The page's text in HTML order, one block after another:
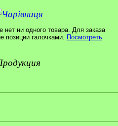
нет ни одного товара. Для заказа
позиции галочками. Посмотреть
Продукция